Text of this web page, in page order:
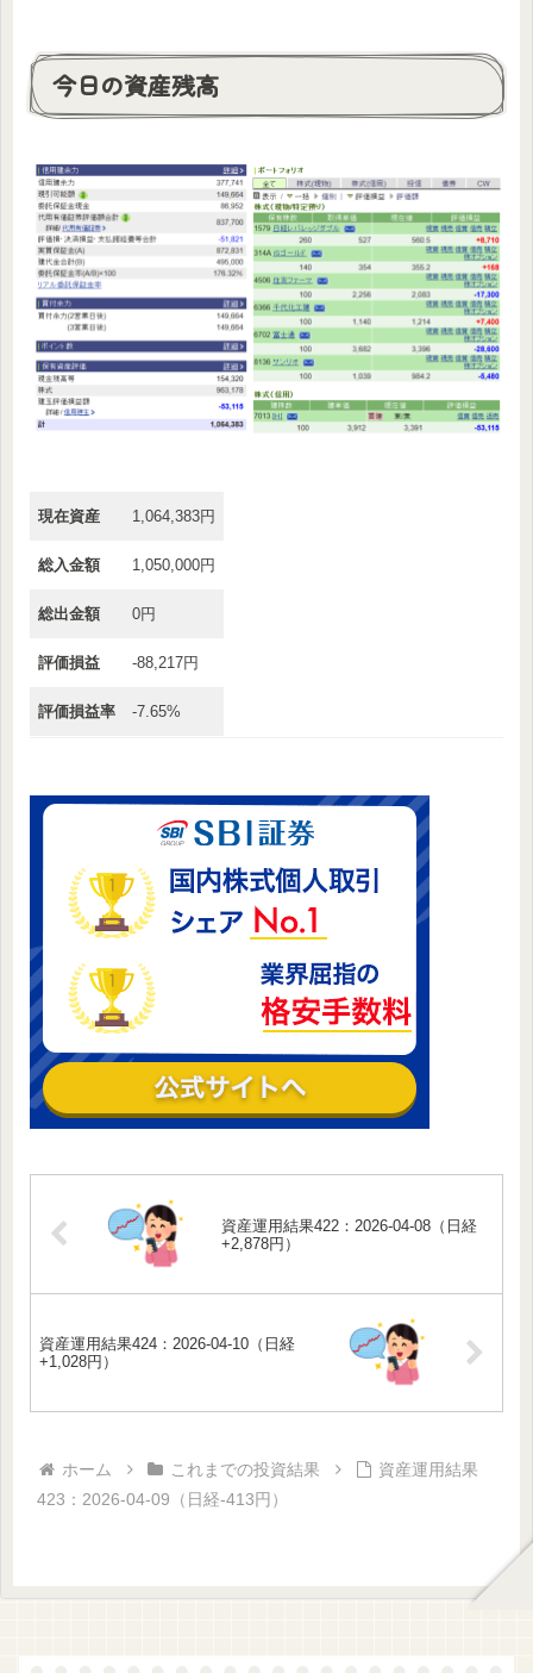
今日の資産残高
現在資産 1,064,383円
総入金額 1,050,000円
総出金額 0円
評価損益 -88,217円
評価損益率 -7.65%
資産運用結果422：2026-04-08（日経
+2,878円）
資産運用結果424：2026-04-10（日経
+1,028円）
ホーム これまでの投資結果
資産運用結果
423：2026-04-09（日経-413円）